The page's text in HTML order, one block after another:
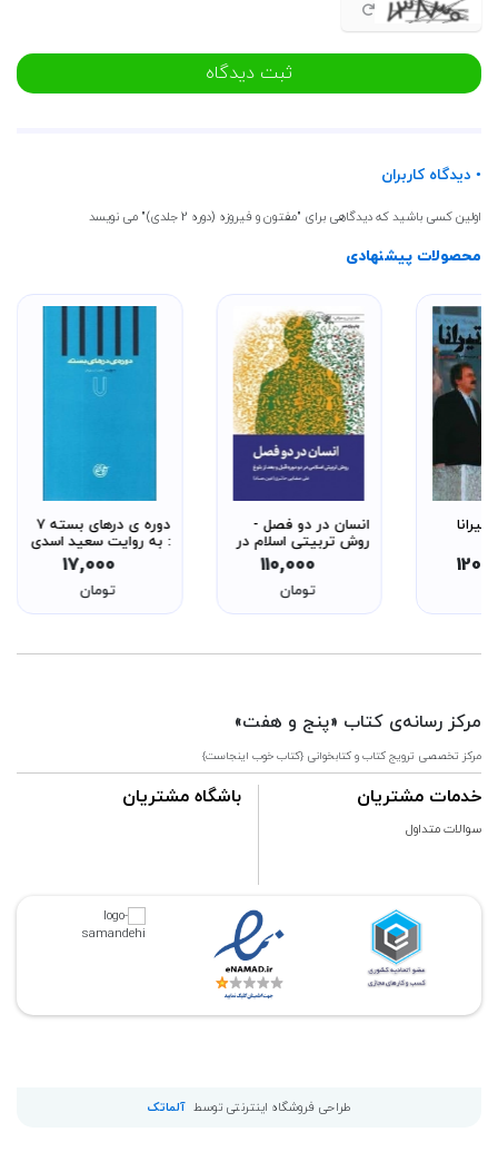
ثبت دیدگاه
• دیدگاه کاربران
اولین کسی باشید که دیدگاهی برای "مفتون و فیروزه (دوره 2 جلدی)" می نویسد
محصولات پیشنهادی
تیرانا
انسان در دو فصل -
روش تربیتی اسلام در
دو دوره قبل و بعد از
بلوغ - نظام تربیتی و
110,000
تومان
دوره ی درهای بسته 7
: به روایت سعید اسدی
17,000
تومان
مرکز رسانه‌ی کتاب «پنج و هفت»
مرکز تخصصی ترویج کتاب و کتابخوانی {کتاب خوب اینجاست}
خدمات مشتریان
سوالات متداول
باشگاه مشتریان
طراحی فروشگاه اینترنتی توسط آلماتک